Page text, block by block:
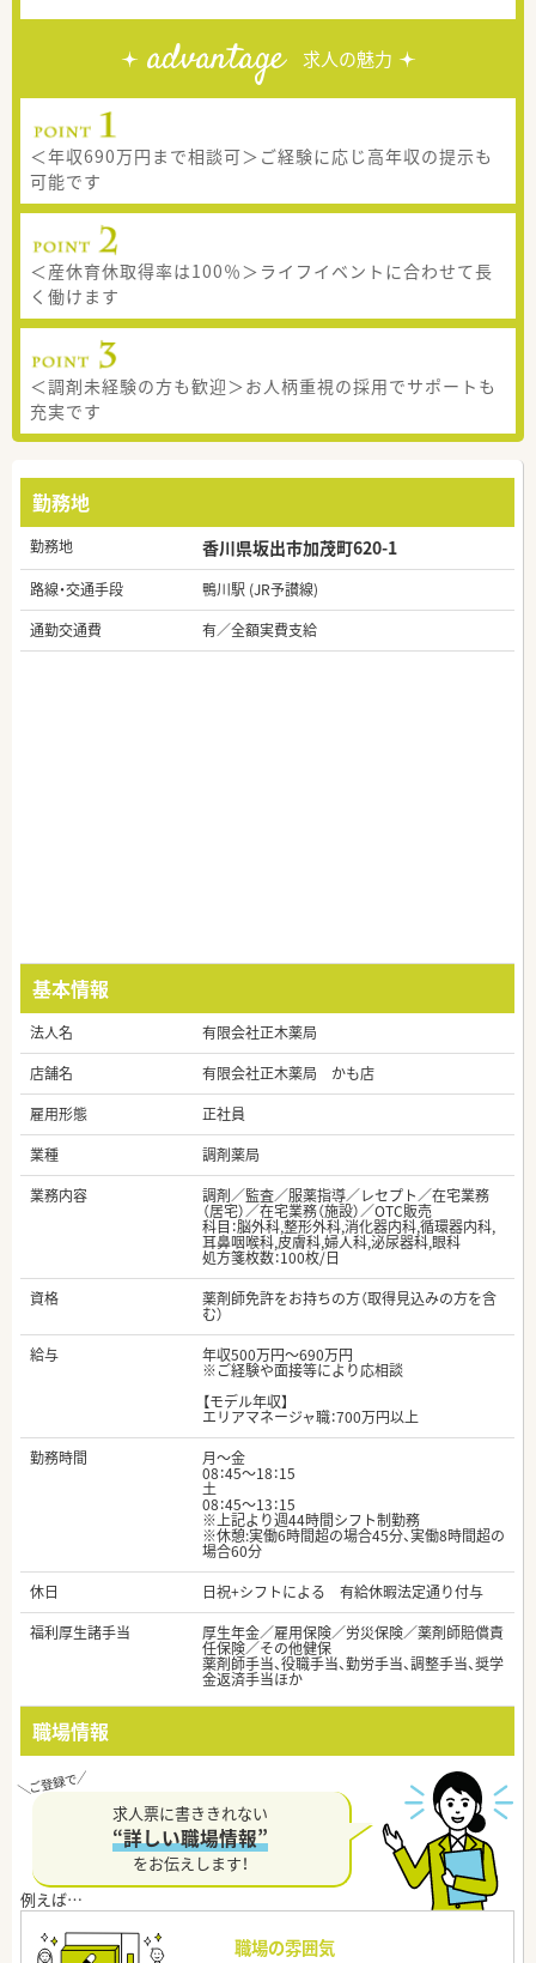
advantage 求人の魅力
＜年収690万円まで相談可＞ご経験に応じ高年収の提示も
可能です
＜産休育休取得率は100％＞ライフイベントに合わせて長
く働けます
＜調剤未経験の方も歓迎＞お人柄重視の採用でサポートも
充実です
勤務地
勤務地 香川県坂出市加茂町620-1
路線・交通手段
鴨川駅 (JR予讃線)
通勤交通費
有／全額実費支給
基本情報
法人名
有限会社正木薬局
店舗名
有限会社正木薬局 かも店
雇用形態
正社員
業種
調剤薬局
業務内容
調剤／監査／服薬指導／レセプト／在宅業務
（居宅）／在宅業務（施設）／OTC販売
科目：脳外科,整形外科,消化器内科,循環器内科,
耳鼻咽喉科,皮膚科,婦人科,泌尿器科,眼科
処方箋枚数：100枚/日
資格
薬剤師免許をお持ちの方（取得見込みの方を含
む）
給与
年収500万円～690万円
※ご経験や面接等により応相談
【モデル年収】
エリアマネージャ職：700万円以上
勤務時間
月～金
08：45～18：15
土
08：45～13：15
※上記より週44時間シフト制勤務
※休憩:実働6時間超の場合45分、実働8時間超の
場合60分
休日
日祝+シフトによる 有給休暇法定通り付与
福利厚生諸手当
厚生年金／雇用保険／労災保険／薬剤師賠償責
任保険／その他健保
薬剤師手当、役職手当、勤労手当、調整手当、奨学
金返済手当ほか
職場情報
求人票に書ききれない
“詳しい職場情報”
をお伝えします！
職場の雰囲気